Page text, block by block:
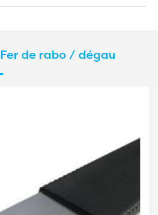
Fer de rabo / dégau